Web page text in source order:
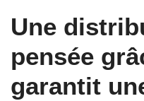
Une
pensée
garantit